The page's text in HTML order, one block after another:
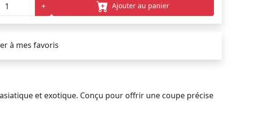
+ Ajouter au panier
à mes favoris
et exotique. Conçu pour offrir une coupe précise